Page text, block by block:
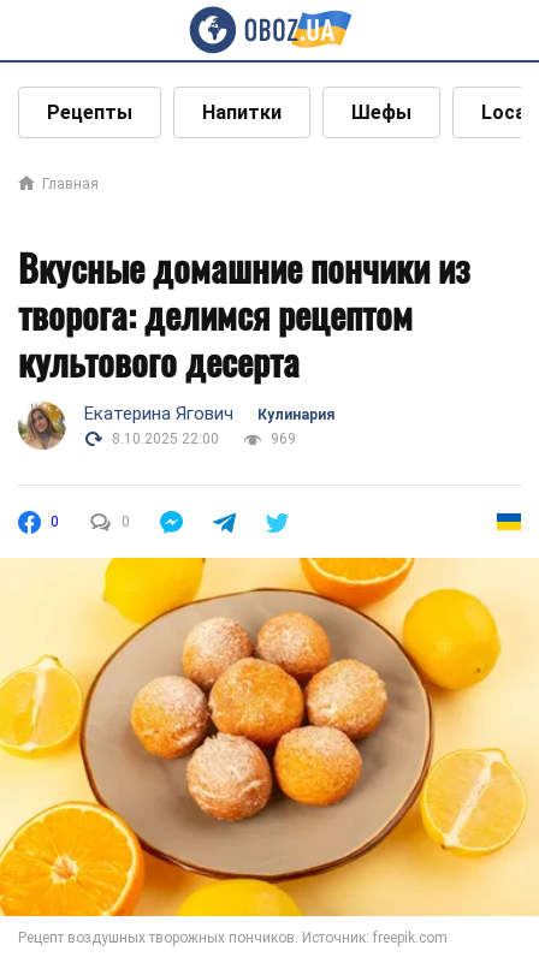
Рецепты Напитки Шефы Local
Главная
Вкусные домашние пончики из
творога: делимся рецептом
культового десерта
Екатерина Ягович
Кулинария
8.10.2025 22:00
969
0 0